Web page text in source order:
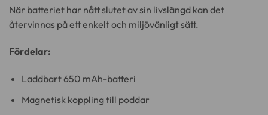
När batteriet har nått slutet av sin livslängd kan det
återvinnas på ett enkelt och miljövänligt sätt.
Fördelar:
Laddbart 650 mAh-batteri
Magnetisk koppling till poddar